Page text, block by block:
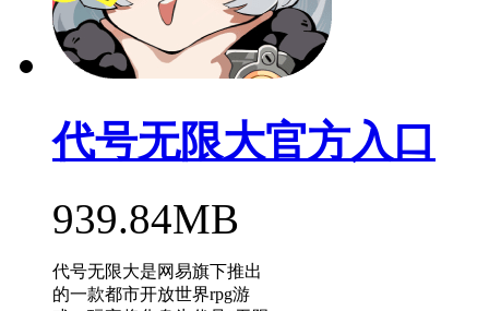
代号无限大官方入口
939.84MB
代号无限大是网易旗下推出
的一款都市开放世界rpg游